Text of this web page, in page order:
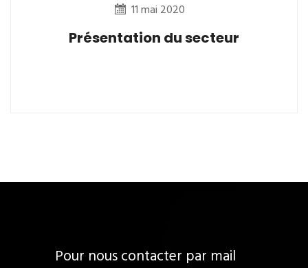
11 mai 2020
Présentation du secteur
Pour nous contacter par mail